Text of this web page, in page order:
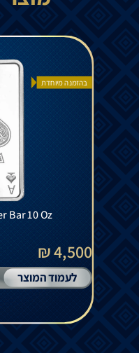
בהזמנה מיוחדת
Bar 10 Oz
4,500 ₪
לעמוד המוצר